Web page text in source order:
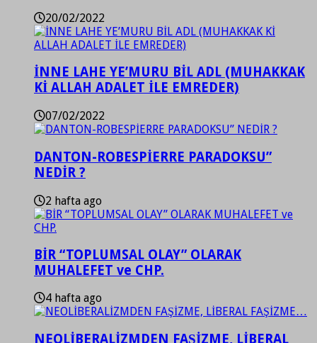
20/02/2022
İNNE LAHE YE’MURU BİL ADL (MUHAKKAK
Kİ ALLAH ADALET İLE EMREDER)
07/02/2022
DANTON-ROBESPİERRE PARADOKSU”
NEDİR ?
2 hafta ago
BİR “TOPLUMSAL OLAY” OLARAK
MUHALEFET ve CHP.
4 hafta ago
NEOLİBERALİZMDEN FAŞİZME, LİBERAL